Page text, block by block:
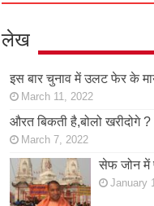
लेख
इस बार चुनाव में उलट फेर के
March 11, 2022
औरत बिकती है,बोलो खरीदोगे ?
March 7, 2022
सेफ जोन में
January